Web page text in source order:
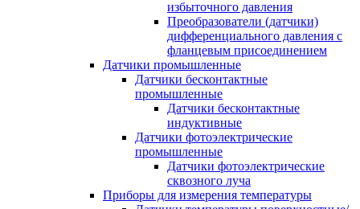
избыточного давления
Преобразователи (датчики)
дифференциального давления с
фланцевым присоединением
Датчики промышленные
Датчики бесконтактные
промышленные
Датчики бесконтактные
индуктивные
Датчики фотоэлектрические
промышленные
Датчики фотоэлектрические
сквозного луча
Приборы для измерения температуры